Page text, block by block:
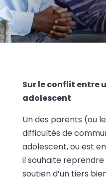
Sur le conflit entre
adolescent
Un des parents (ou
difficultés de
adolescent, ou est
il souhaite reprendre
soutien d’un tiers